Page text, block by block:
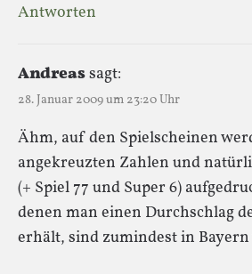
Antworten
Andreassagt:
28. Januar 2009 um 23:20 Uhr
Ähm, auf den Spielscheinen
angekreuzten Zahlen und
(+ Spiel 77 und Super 6)
denen man einen Durchschlag
erhält, sind zumindest in